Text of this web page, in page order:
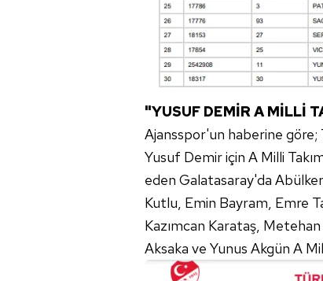
butonuna tıklayabilir,
6698 sayılı Kişisel
mevzuata uygun olarak
"YUSUF DEMİR A MİLLİ
Ajansspor'un haberine göre;
Yusuf Demir için A Milli
eden Galatasaray'da
Kutlu, Emin Bayram, Emre
Kazımcan Karataş,
Aksaka ve Yunus Akgün A